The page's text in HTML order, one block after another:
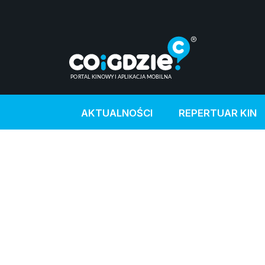
AKTUALNOŚCI REPERTUAR KIN